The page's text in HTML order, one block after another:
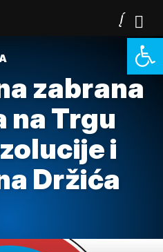
zabrana
na Trgu
i
Držića